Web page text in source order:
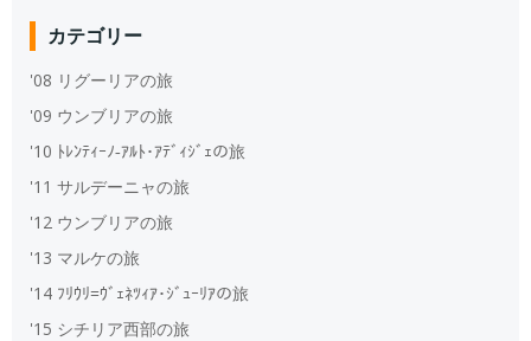
カテゴリー
'08 リグーリアの旅
'09 ウンブリアの旅
'10 ﾄﾚﾝﾃｨｰﾉ‐ｱﾙﾄ･ｱﾃﾞｨｼﾞｪの旅
'11 サルデーニャの旅
'12 ウンブリアの旅
'13 マルケの旅
'14 ﾌﾘｳﾘ=ｳﾞｪﾈﾂｨｱ･ｼﾞｭｰﾘｱの旅
'15 シチリア西部の旅